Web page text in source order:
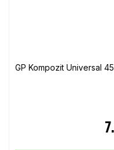
GP Kompozit Universal